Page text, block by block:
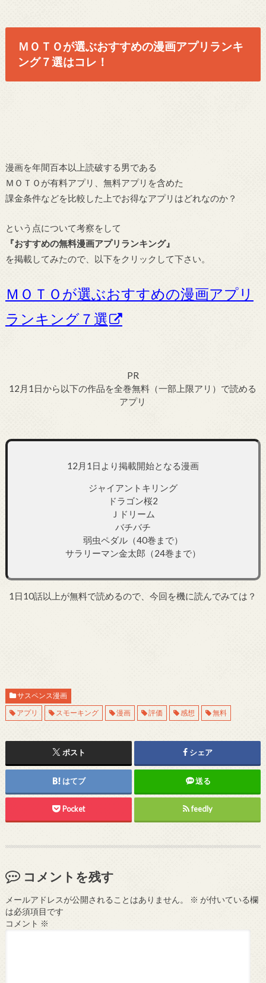
ＭＯＴＯが選ぶおすすめの漫画アプリランキ
ング７選はコレ！
漫画を年間百本以上読破する男である
ＭＯＴＯが有料アプリ、無料アプリを含めた
課金条件などを比較した上でお得なアプリはどれなのか？
という点について考察をして
『おすすめの無料漫画アプリランキング』
を掲載してみたので、以下をクリックして下さい。
ＭＯＴＯが選ぶおすすめの漫画アプリ
ランキング７選
PR
12月1日から以下の作品を全巻無料（一部上限アリ）で読める
アプリ
12月1日より掲載開始となる漫画
ジャイアントキリング
ドラゴン桜2
Ｊドリーム
バチバチ
弱虫ペダル（40巻まで）
サラリーマン金太郎（24巻まで）
1日10話以上が無料で読めるので、今回を機に読んでみては？
サスペンス漫画
アプリ
スモーキング 漫画 評価 感想 無料
ポスト シェア
はてブ 送る
Pocket feedly
コメントを残す
メールアドレスが公開されることはありません。 ※ が付いている欄
は必須項目です
コメント ※